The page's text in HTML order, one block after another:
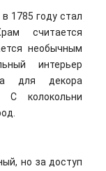
1785 году стал
считается
необычным
интерьер
а для декора
С колокольни
но за доступ